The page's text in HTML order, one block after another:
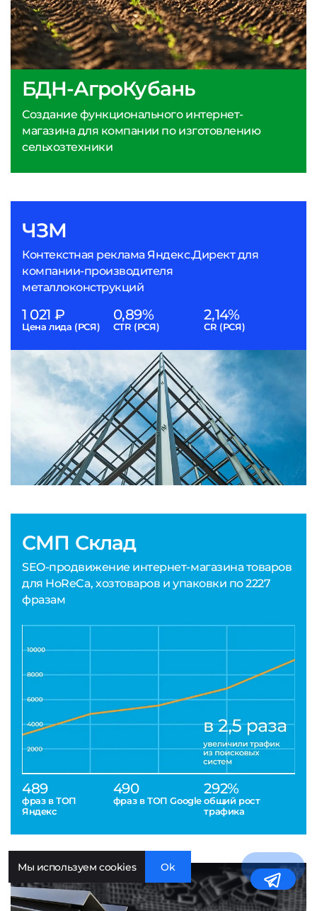
БДН-АгроКубань
Создание функционального интернет-
магазина для компании по изготовлению
сельхозтехники
СМП Склад
SEO-продвижение интернет-магазина товаров
для HoReCa, хозтоваров и упаковки по 2227
фразам
489
фраз в ТОП
Яндекс
490
фраз в ТОП Google
292%
общий рост
трафика
ЧЗМ
Контекстная реклама Яндекс.Директ для
компании-производителя
металлоконструкций
1 021 ₽
Цена лида (РСЯ)
0,89%
CTR (РСЯ)
2,14%
CR (РСЯ)
Мы используем cookies Ok